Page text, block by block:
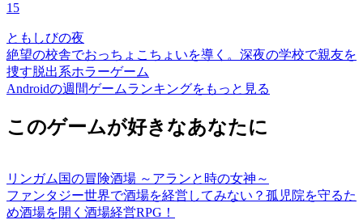
15
ともしびの夜
絶望の校舎でおっちょこちょいを導く。深夜の学校で親友を
捜す脱出系ホラーゲーム
Androidの週間ゲームランキングをもっと見る
このゲームが好きなあなたに
リンガム国の冒険酒場 ～アランと時の女神～
ファンタジー世界で酒場を経営してみない？孤児院を守るた
め酒場を開く酒場経営RPG！